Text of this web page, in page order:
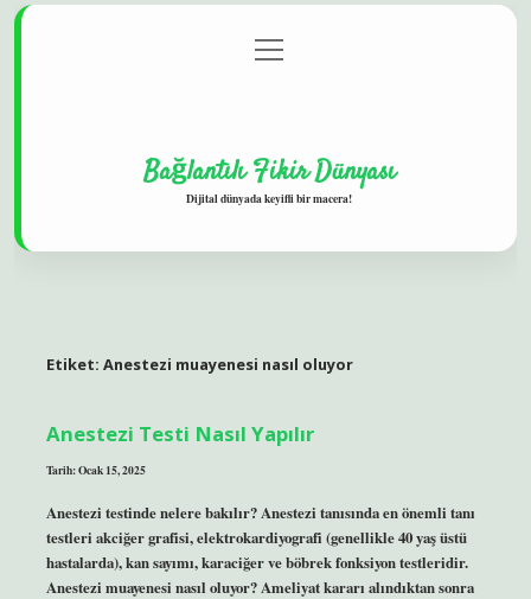
Gizlilik Politikası
menüyü
aç
Bağlantılı Fikir Dünyası
Dijital dünyada keyifli bir macera!
Etiket: Anestezi muayenesi nasıl oluyor
Anestezi Testi Nasıl Yapılır
Tarih: Ocak 15, 2025
Anestezi testinde nelere bakılır? Anestezi tanısında en önemli tanı
testleri akciğer grafisi, elektrokardiyografi (genellikle 40 yaş üstü
hastalarda), kan sayımı, karaciğer ve böbrek fonksiyon testleridir.
Anestezi muayenesi nasıl oluyor? Ameliyat kararı alındıktan sonra